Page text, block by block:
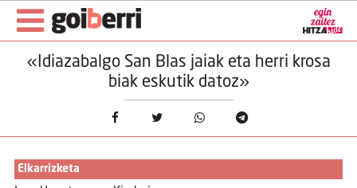
«Idiazabalgo San Blas jaiak eta herri krosa
biak eskutik datoz»
Elkarrizketa